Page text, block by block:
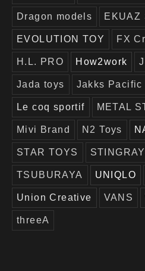
Dragon models EKUAZ
EVOLUTION TOY FX
H.L. PRO How2work
Jada toys Jakks Pacific
Le coq sportif METAL
Mivi Brand N2 Toys
STAR TOYS
TSUBURAYA UNIQLO
Union Creative VANS
threeA